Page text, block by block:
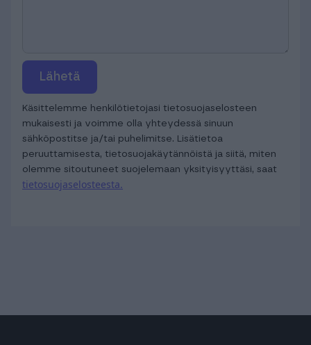
Lähetä
Käsittelemme henkilötietojasi tietosuojaselosteen
mukaisesti ja voimme olla yhteydessä sinuun
sähköpostitse ja/tai puhelimitse. Lisätietoa
peruuttamisesta, tietosuojakäytännöistä ja siitä, miten
olemme sitoutuneet suojelemaan yksityisyyttäsi, saat
tietosuojaselosteesta.